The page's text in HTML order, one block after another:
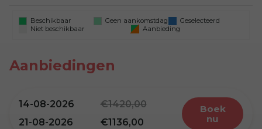
Beschikbaar Geen aankomstdag
Geselecteerd
Niet beschikbaar
Aanbieding
Aanbiedingen
14-08-2026
21-08-2026
1420,00
1136,00
boek
nu